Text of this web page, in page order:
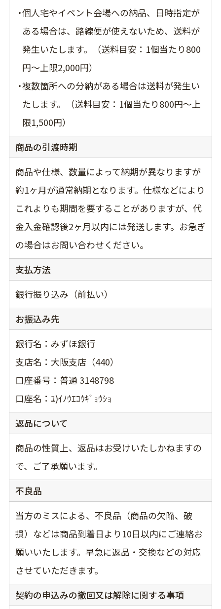
個人宅やイベント会場への納品、日時指定が
ある場合は、路線便が使えないため、送料が
発生いたします。（送料目安：1個当たり800
円〜上限2,000円）
複数箇所への分納がある場合は送料が発生い
たします。（送料目安：1個当たり800円〜上
限1,500円）
商品の引渡時期
商品や仕様、数量によって納期が異なりますが
約1ヶ月が通常納期となります。仕様などにより
これよりも期間を要することがありますが、代
金入金確認後2ヶ月以内には発送します。お急ぎ
の場合はお問い合わせください。
支払方法
銀行振り込み（前払い）
お振込み先
銀行名：みずほ銀行
支店名：大阪支店（440）
口座番号：普通 3148798
口座名：ﾕ)ｲﾉｳｴｺｳｷﾞｮｳｼｮ
返品について
商品の性質上、返品はお受けいたしかねますの
で、ご了承願います。
不良品
当方のミスによる、不良品（商品の欠陥、破
損）などは商品到着日より10日以内にご連絡お
願いいたします。早急に返品・交換などの対応
させていただきます。
契約の申込みの撤回又は解除に関する事項